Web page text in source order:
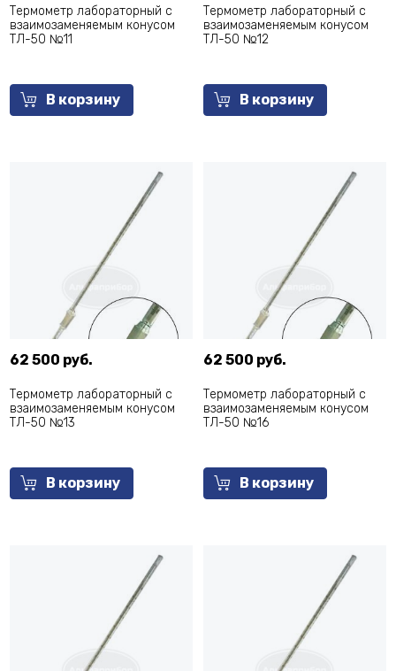
Термометр лабораторный с
взаимозаменяемым конусом
ТЛ-50 №11
В корзину
Термометр лабораторный с
взаимозаменяемым конусом
ТЛ-50 №12
В корзину
62 500 руб.
Термометр лабораторный с
взаимозаменяемым конусом
ТЛ-50 №13
В корзину
62 500 руб.
Термометр лабораторный с
взаимозаменяемым конусом
ТЛ-50 №16
В корзину